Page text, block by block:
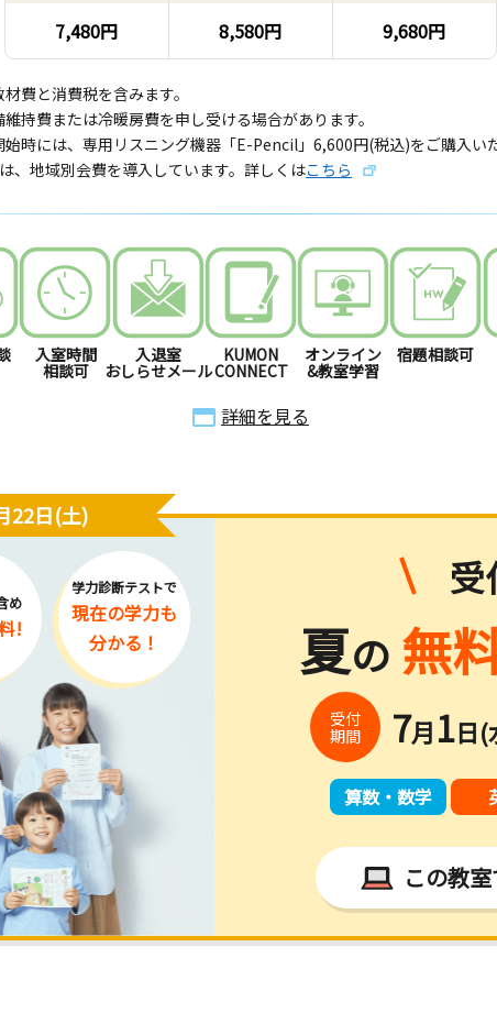
7,480円
8,580円
9,680円
費と消費税を含みます。
持費または冷暖房費を申し受ける場合があります。
時には、専用リスニング機器「E-Pencil」6,600円(税込)をご購入い
、地域別会費を導入しています。詳しくはこちら
入室時間
相談可
入退室
おしらせメール
KUMON
CONNECT
オンライン
&教室学習
宿題相談可
詳細を見る
22日(土)
め
!
学力診断テストで
現在の学力も
分かる！
受
夏の 無
受付
期間
7月1日(
算数・数学
この教